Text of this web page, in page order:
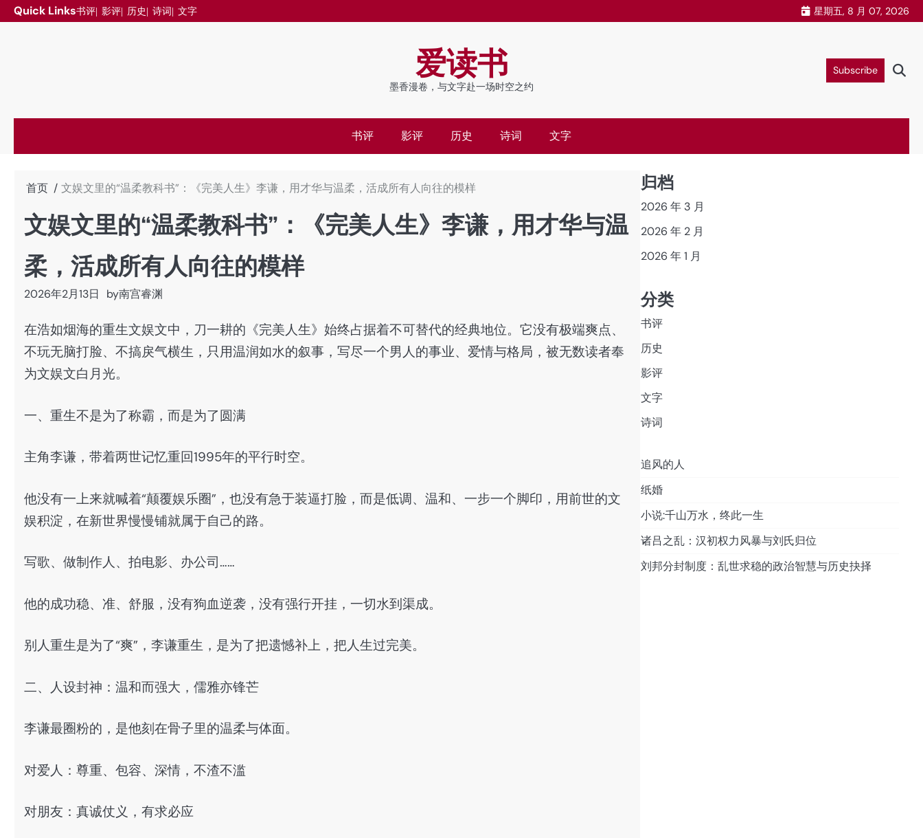
至
Quick Links书评 影评 历史 诗词 文字 星期五, 8 月 07, 2026
爱读书
墨香漫卷，与文字赴一场时空之约
Subscribe
书评 影评 历史 诗词 文字
首页 文娱文里的“温柔教科书”：《完美人生》李谦，用才华与温柔，活成所有人向往的模样
文娱文里的“温柔教科书”：《完美人生》李谦，用才华与温
柔，活成所有人向往的模样
2026年2月13日 by南宫睿渊
在浩如烟海的重生文娱文中，刀一耕的《完美人生》始终占据着不可替代的经典地位。它没有极端爽点、
不玩无脑打脸、不搞戾气横生，只用温润如水的叙事，写尽一个男人的事业、爱情与格局，被无数读者奉
为文娱文白月光。
一、重生不是为了称霸，而是为了圆满
主角李谦，带着两世记忆重回1995年的平行时空。
他没有一上来就喊着“颠覆娱乐圈”，也没有急于装逼打脸，而是低调、温和、一步一个脚印，用前世的文
娱积淀，在新世界慢慢铺就属于自己的路。
写歌、做制作人、拍电影、办公司……
他的成功稳、准、舒服，没有狗血逆袭，没有强行开挂，一切水到渠成。
别人重生是为了“爽”，李谦重生，是为了把遗憾补上，把人生过完美。
二、人设封神：温和而强大，儒雅亦锋芒
李谦最圈粉的，是他刻在骨子里的温柔与体面。
对爱人：尊重、包容、深情，不渣不滥
对朋友：真诚仗义，有求必应
归档
2026 年 3 月
2026 年 2 月
2026 年 1 月
分类
书评
历史
影评
文字
诗词
追风的人
纸婚
小说:千山万水，终此一生
诸吕之乱：汉初权力风暴与刘氏归位
刘邦分封制度：乱世求稳的政治智慧与历史抉择